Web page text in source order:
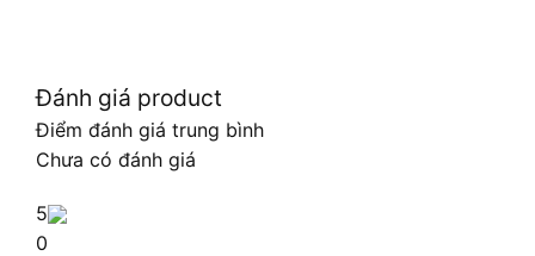
Đánh giá product
Điểm đánh giá trung bình
Chưa có đánh giá
5
0